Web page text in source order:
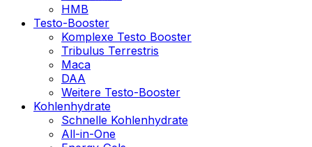
HMB
Testo-Booster
Komplexe Testo Booster
Tribulus Terrestris
Maca
DAA
Weitere Testo-Booster
Kohlenhydrate
Schnelle Kohlenhydrate
All-in-One